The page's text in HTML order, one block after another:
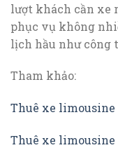
lượt khách cần xe
phục vụ không
lịch hầu như công
Tham khảo:
Thuê xe limousine
Thuê xe limousine